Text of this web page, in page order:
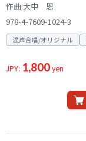
作曲:大中 恩
978-4-7609-1024-3
混声合唱/オリジナル
JPY: 1,800yen